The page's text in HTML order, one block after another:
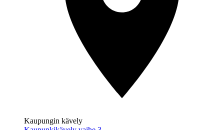
Kaupungin kävely